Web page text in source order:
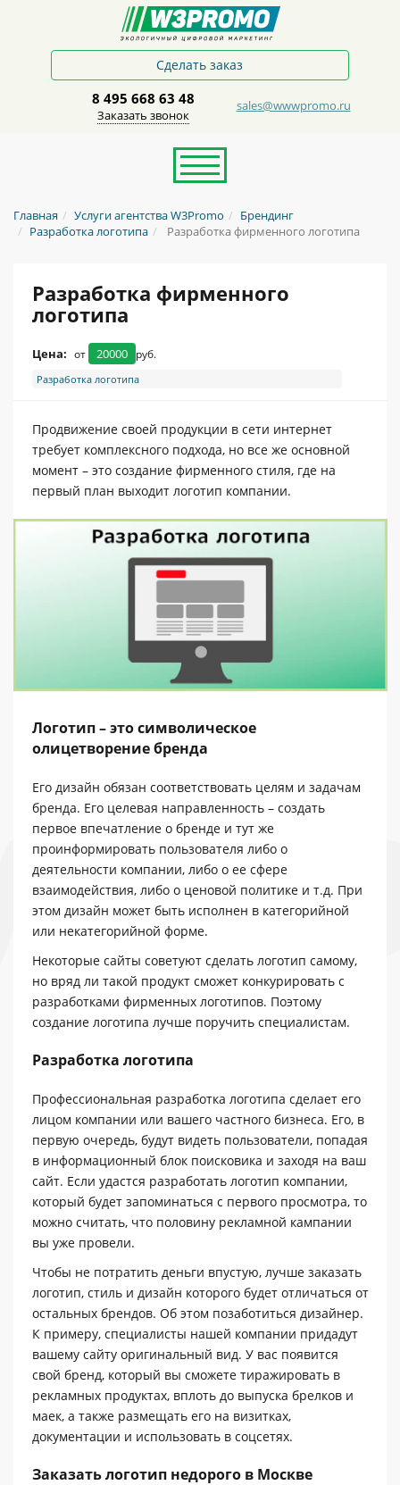
Сделать заказ
8 495 668 63 48
Заказать звонок
sales@wwwpromo.ru
Главная Услуги агентства W3Promo
Брендинг
Разработка логотипа
Разработка фирменного логотипа
Разработка фирменного
логотипа
Цена: от 20000 руб.
Разработка логотипа
Продвижение своей продукции в сети интернет
требует комплексного подхода, но все же основной
момент – это создание фирменного стиля, где на
первый план выходит логотип компании.
Логотип – это символическое
олицетворение бренда
Его дизайн обязан соответствовать целям и задачам
бренда. Его целевая направленность – создать
первое впечатление о бренде и тут же
проинформировать пользователя либо о
деятельности компании, либо о ее сфере
взаимодействия, либо о ценовой политике и т.д. При
этом дизайн может быть исполнен в категорийной
или некатегорийной форме.
Некоторые сайты советуют сделать логотип самому,
но вряд ли такой продукт сможет конкурировать с
разработками фирменных логотипов. Поэтому
создание логотипа лучше поручить специалистам.
Разработка логотипа
Профессиональная разработка логотипа сделает его
лицом компании или вашего частного бизнеса. Его, в
первую очередь, будут видеть пользователи, попадая
в информационный блок поисковика и заходя на ваш
сайт. Если удастся разработать логотип компании,
который будет запоминаться с первого просмотра, то
можно считать, что половину рекламной кампании
вы уже провели.
Чтобы не потратить деньги впустую, лучше заказать
логотип, стиль и дизайн которого будет отличаться от
остальных брендов. Об этом позаботиться дизайнер.
К примеру, специалисты нашей компании придадут
вашему сайту оригинальный вид. У вас появится
свой бренд, который вы сможете тиражировать в
рекламных продуктах, вплоть до выпуска брелков и
маек, а также размещать его на визитках,
документации и использовать в соцсетях.
Заказать логотип недорого в Москве